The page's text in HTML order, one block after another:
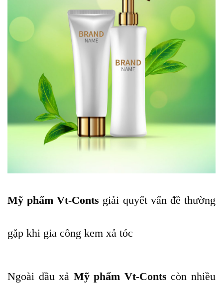
Mỹ phẩm Vt-Conts giải quyết vấn đề thường
gặp khi gia công kem xả tóc
Ngoài dầu xả Mỹ phẩm Vt-Conts còn nhiều